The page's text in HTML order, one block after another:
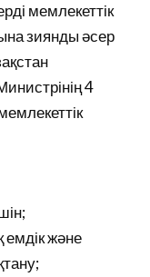
мемлекеттік
зиянды әсер
4
емдік және